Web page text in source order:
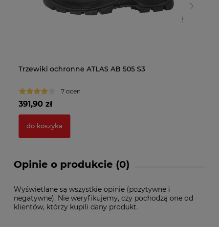
Trzewiki ochronne ATLAS AB 505 S3
7 ocen
391,90 zł
do koszyka
Opinie o produkcie (0)
Wyświetlane są wszystkie opinie (pozytywne i
negatywne). Nie weryfikujemy, czy pochodzą one od
klientów, którzy kupili dany produkt.